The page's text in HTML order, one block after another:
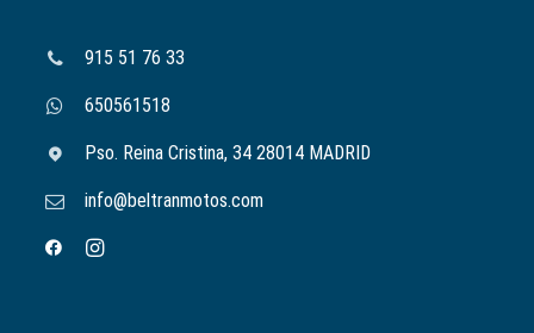
915 51 76 33
650561518
Pso. Reina Cristina, 34 28014 MADRID
info@beltranmotos.com